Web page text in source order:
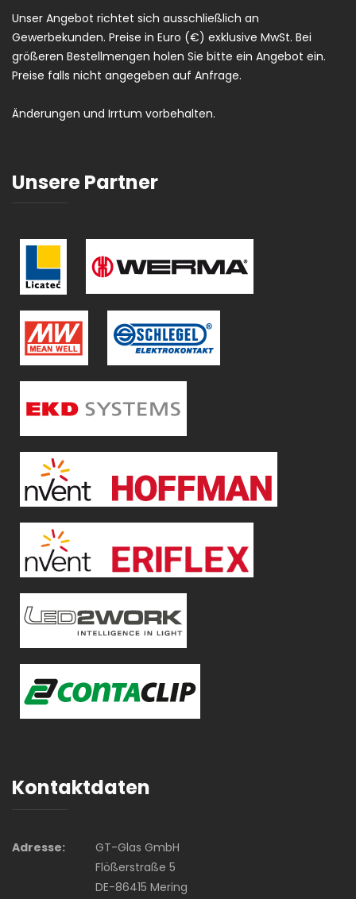
Unser Angebot richtet sich ausschließlich an
Gewerbekunden. Preise in Euro (€) exklusive MwSt. Bei
größeren Bestellmengen holen Sie bitte ein Angebot ein.
Preise falls nicht angegeben auf Anfrage.
Änderungen und Irrtum vorbehalten.
Unsere Partner
Kontaktdaten
Adresse:
GT-Glas GmbH
Flößerstraße 5
DE-86415 Mering